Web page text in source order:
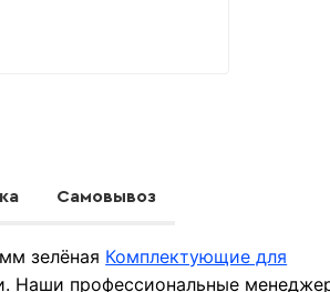
Самовывоз
зелёная Комплектующие для
Наши профессиональные